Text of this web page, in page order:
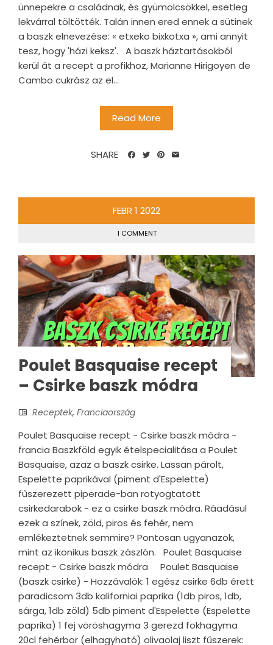
ünnepekre a családnak, és gyümölcsökkel, esetleg
lekvárral töltötték. Talán innen ered ennek a sütinek
a baszk elnevezése: « etxeko bixkotxa », ami annyit
tesz, hogy 'házi keksz'. A baszk háztartásokból
kerül át a recept a profikhoz, Marianne Hirigoyen de
Cambo cukrász az el...
Read More
SHARE
FEBR 1 2022
1 COMMENT
Poulet Basquaise recept
– Csirke baszk módra
Receptek, Franciaország
Poulet Basquaise recept - Csirke baszk módra -
francia Baszkföld egyik ételspecialitása a Poulet
Basquaise, azaz a baszk csirke. Lassan párolt,
Espelette paprikával (piment d'Espelette)
fűszerezett piperade-ban rotyogtatott
csirkedarabok - ez a csirke baszk módra. Ráadásul
ezek a színek, zöld, piros és fehér, nem
emlékeztetnek semmire? Pontosan ugyanazok,
mint az ikonikus baszk zászlón. Poulet Basquaise
recept - Csirke baszk módra Poulet Basquaise
(baszk csirke) - Hozzávalók: 1 egész csirke 6db érett
paradicsom 3db kaliforniai paprika (1db piros, 1db,
sárga, 1db zöld) 5db piment d'Espelette (Espelette
paprika) 1 fej vöröshagyma 3 gerezd fokhagyma
20cl fehérbor (elhagyható) olivaolaj liszt fűszerek: